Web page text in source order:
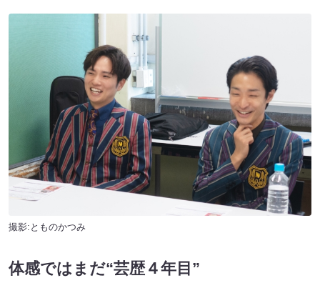
撮影:とものかつみ
体感ではまだ“芸歴４年目”